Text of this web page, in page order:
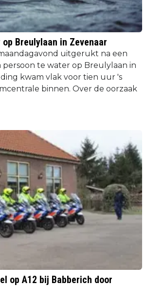
Breulylaan in Zevenaar
uitgerukt na een
te water op Breulylaan in
kwam vlak voor tien uur 's
binnen. Over de oorzaak
op A12 bij Babberich door